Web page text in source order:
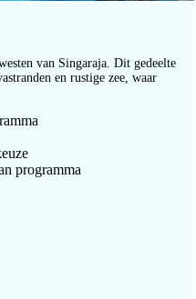
van Singaraja. Dit gedeelte
en rustige zee, waar
programma